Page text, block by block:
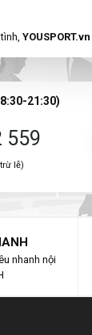
YOUSPORT.vn
21:30)
559
lễ)
nhanh nội